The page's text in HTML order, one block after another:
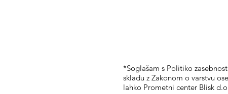
*Soglašam s Politiko
skladu z Zakonom o varstvu
lahko Prometni center Blisk